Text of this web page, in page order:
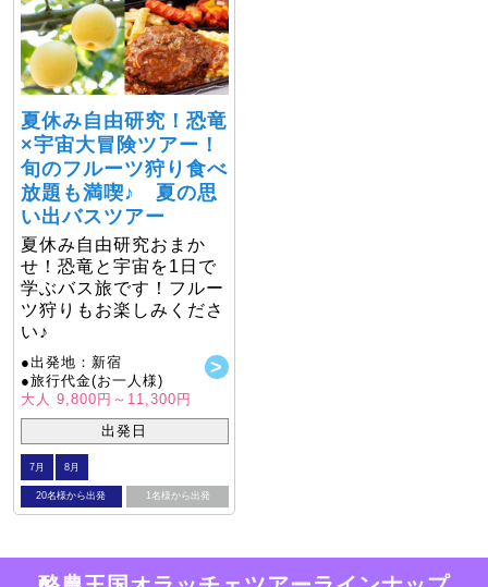
夏休み自由研究！恐竜
×宇宙大冒険ツアー！
旬のフルーツ狩り食べ
放題も満喫♪ 夏の思
い出バスツアー
夏休み自由研究おまか
せ！恐竜と宇宙を1日で
学ぶバス旅です！フルー
ツ狩りもお楽しみくださ
い♪
●出発地：新宿
●旅行代金(お一人様)
大人 9,800円～11,300円
出発日
7月 8月
20名様から出発 1名様から出発